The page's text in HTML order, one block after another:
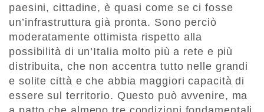
paesini, cittadine, è quasi come se ci fosse
un’infrastruttura già pronta. Sono perciò
moderatamente ottimista rispetto alla
possibilità di un’Italia molto più a rete e più
distribuita, che non accentra tutto nelle grandi
e solite città e che abbia maggiori capacità di
essere sul territorio. Questo può avvenire, ma